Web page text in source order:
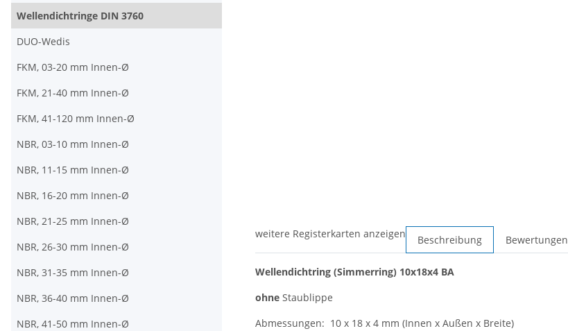
weitere Registerkarten anzeigen Beschreibung Bewertungen
Wellendichtring (Simmerring) 10x18x4 BA
ohne Staublippe
Abmessungen: 10 x 18 x 4 mm (Innen x Außen x Breite)
Wellendichtringe DIN 3760
DUO-Wedis
FKM, 03-20 mm Innen-Ø
FKM, 21-40 mm Innen-Ø
FKM, 41-120 mm Innen-Ø
NBR, 03-10 mm Innen-Ø
NBR, 11-15 mm Innen-Ø
NBR, 16-20 mm Innen-Ø
NBR, 21-25 mm Innen-Ø
NBR, 26-30 mm Innen-Ø
NBR, 31-35 mm Innen-Ø
NBR, 36-40 mm Innen-Ø
NBR, 41-50 mm Innen-Ø